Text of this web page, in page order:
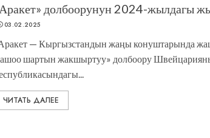
долбоорунун 2024-жылдагы
03.02.2025
— Кыргызстандын жаңы конуштарында
шартын жакшыртуу» долбоору
ЧИТАТЬ ДАЛЕЕ